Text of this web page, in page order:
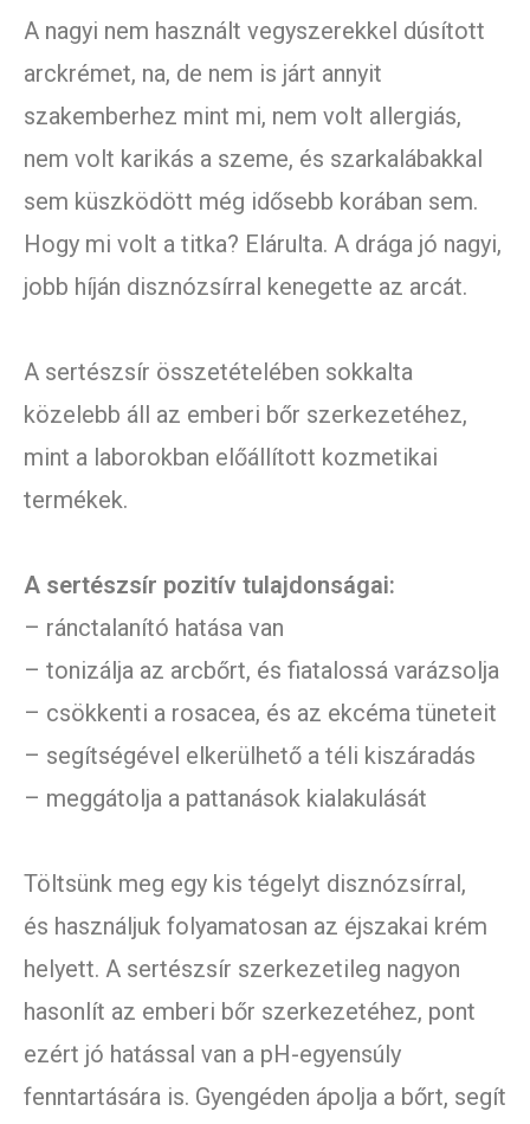
A nagyi nem használt vegyszerekkel dúsított
arckrémet, na, de nem is járt annyit
szakemberhez mint mi, nem volt allergiás,
nem volt karikás a szeme, és szarkalábakkal
sem küszködött még idősebb korában sem.
Hogy mi volt a titka? Elárulta. A drága jó nagyi,
jobb híján disznózsírral kenegette az arcát.
A sertészsír összetételében sokkalta
közelebb áll az emberi bőr szerkezetéhez,
mint a laborokban előállított kozmetikai
termékek.
A sertészsír pozitív tulajdonságai:
– ránctalanító hatása van
– tonizálja az arcbőrt, és fiatalossá varázsolja
– csökkenti a rosacea, és az ekcéma tüneteit
– segítségével elkerülhető a téli kiszáradás
– meggátolja a pattanások kialakulását
Töltsünk meg egy kis tégelyt disznózsírral,
és használjuk folyamatosan az éjszakai krém
helyett. A sertészsír szerkezetileg nagyon
hasonlít az emberi bőr szerkezetéhez, pont
ezért jó hatással van a pH-egyensúly
fenntartására is. Gyengéden ápolja a bőrt, segít